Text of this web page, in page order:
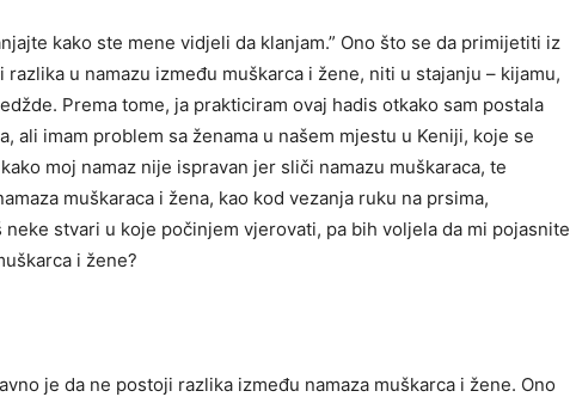
kako ste mene vidjeli da klanjam.” Ono što se da primijetiti iz
u namazu između muškarca i žene, niti u stajanju – kijamu,
Prema tome, ja prakticiram ovaj hadis otkako sam postala
ali imam problem sa ženama u našem mjestu u Keniji, koje se
moj namaz nije ispravan jer sliči namazu muškaraca, te
muškaraca i žena, kao kod vezanja ruku na prsima,
stvari u koje počinjem vjerovati, pa bih voljela da mi pojasnite
i žene?
je da ne postoji razlika između namaza muškarca i žene. Ono